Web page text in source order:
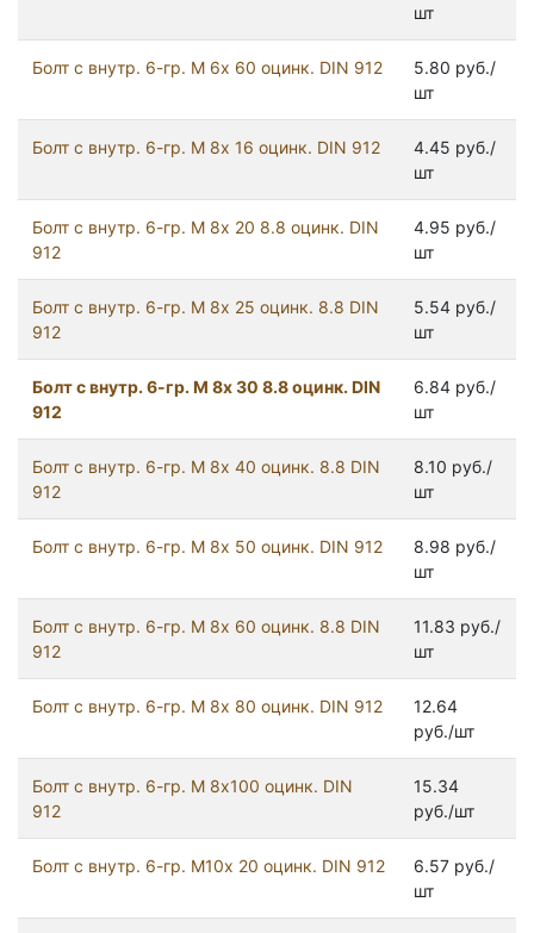
шт
Болт с внутр. 6-гр. М 6х 60 оцинк. DIN 912
5.80 руб./
шт
Болт с внутр. 6-гр. М 8х 16 оцинк. DIN 912
4.45 руб./
шт
Болт с внутр. 6-гр. М 8х 20 8.8 оцинк. DIN
912
4.95 руб./
шт
Болт с внутр. 6-гр. М 8х 25 оцинк. 8.8 DIN
912
5.54 руб./
шт
Болт с внутр. 6-гр. М 8х 30 8.8 оцинк. DIN
912
6.84 руб./
шт
Болт с внутр. 6-гр. М 8х 40 оцинк. 8.8 DIN
912
8.10 руб./
шт
Болт с внутр. 6-гр. М 8х 50 оцинк. DIN 912
8.98 руб./
шт
Болт с внутр. 6-гр. М 8х 60 оцинк. 8.8 DIN
912
11.83 руб./
шт
Болт с внутр. 6-гр. М 8х 80 оцинк. DIN 912
12.64
руб./шт
Болт с внутр. 6-гр. М 8х100 оцинк. DIN
912
15.34
руб./шт
Болт с внутр. 6-гр. М10х 20 оцинк. DIN 912
6.57 руб./
шт